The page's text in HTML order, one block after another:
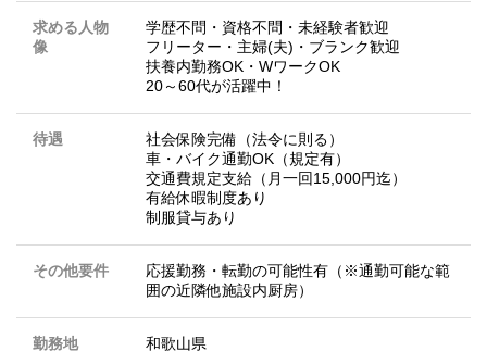
求める人物
像
学歴不問・資格不問・未経験者歓迎
フリーター・主婦(夫)・ブランク歓迎
扶養内勤務OK・WワークOK
20～60代が活躍中！
待遇
社会保険完備（法令に則る）
車・バイク通勤OK（規定有）
交通費規定支給（月一回15,000円迄）
有給休暇制度あり
制服貸与あり
その他要件
応援勤務・転勤の可能性有（※通勤可能な範
囲の近隣他施設内厨房）
勤務地
和歌山県